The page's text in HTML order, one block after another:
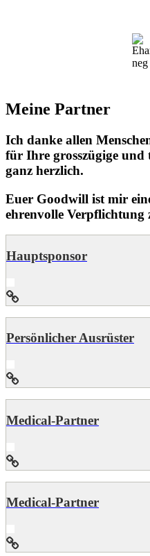
Meine Partner
Ich danke allen
für Ihre grosszügige
ganz herzlich.
Euer Goodwill ist mir
ehrenvolle Verpflichtung
Hauptsponsor
Persönlicher Ausrüster
Medical-Partner
Medical-Partner